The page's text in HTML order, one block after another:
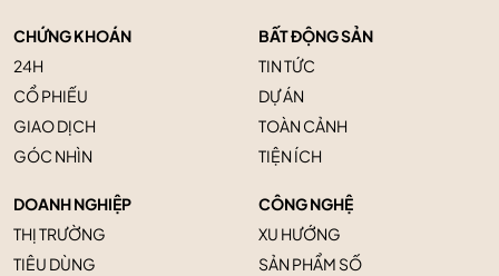
CHỨNG KHOÁN
24H
CỔ PHIẾU
GIAO DỊCH
GÓC NHÌN
BẤT ĐỘNG SẢN
TIN TỨC
DỰ ÁN
TOÀN CẢNH
TIỆN ÍCH
DOANH NGHIỆP
THỊ TRƯỜNG
TIÊU DÙNG
CÔNG NGHỆ
XU HƯỚNG
SẢN PHẨM SỐ